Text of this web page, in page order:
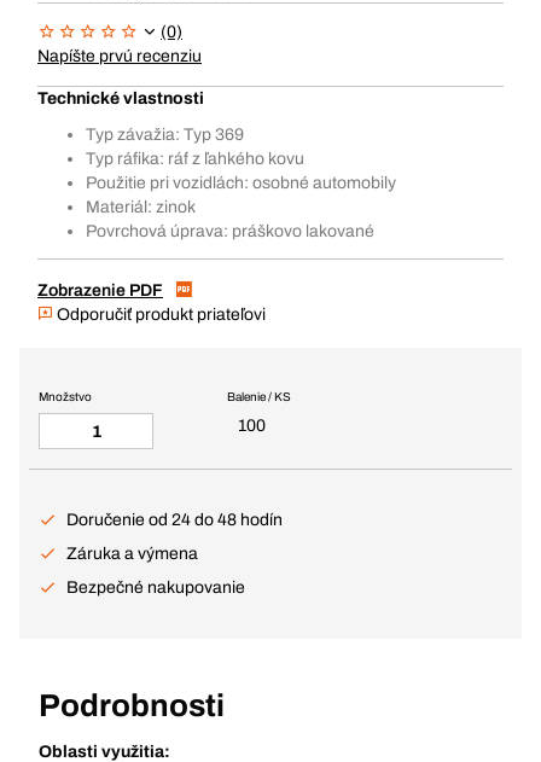
(0)
Napíšte prvú recenziu
Technické vlastnosti
Typ závažia: Typ 369
Typ ráfika: ráf z ľahkého kovu
Použitie pri vozidlách: osobné automobily
Materiál: zinok
Povrchová úprava: práškovo lakované
Zobrazenie PDF
Odporučiť produkt priateľovi
Balenie / KS
100
Množstvo
Doručenie od 24 do 48 hodín
Záruka a výmena
Bezpečné nakupovanie
Podrobnosti
Oblasti využitia: